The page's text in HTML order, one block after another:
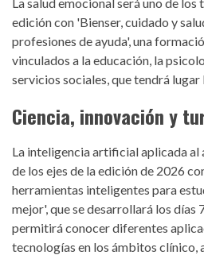
edición con 'Bienser, cuidado y
profesiones de ayuda', una
vinculados a la educación, la
servicios sociales, que tendrá lugar
Ciencia, innovación y
La inteligencia artificial aplicada al
de los ejes de la edición de 2026
herramientas inteligentes para
mejor', que se desarrollará los días
permitirá conocer diferentes
tecnologías en los ámbitos clínico,